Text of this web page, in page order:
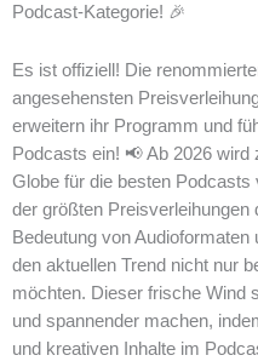
Podcast-Kategorie! 🎉
Es ist offiziell! Die
angesehensten
erweitern ihr Programm und
Podcasts ein! 📢 Ab 2026
Globe für die besten
der größten Preisverleihungen
Bedeutung von
den aktuellen Trend nicht nur
möchten. Dieser frische Wind
und spannender machen,
und kreativen Inhalte im